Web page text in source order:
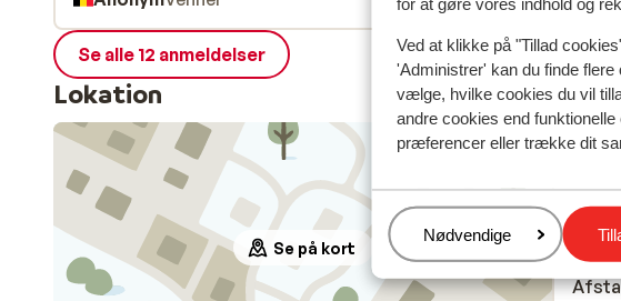
Ved at klikke på "Tillad
'Administrer' kan du finde
vælge, hvilke cookies du vil
andre cookies end
præferencer eller trække dit
Administrer
Nødvendige
Se alle 12 anmeldelser
Lokation
Se på kort
I